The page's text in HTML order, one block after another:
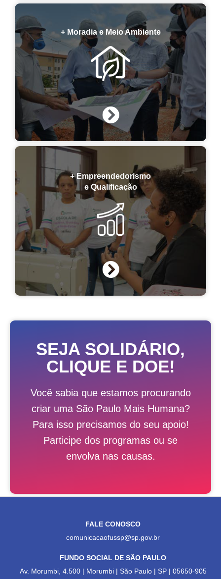
+ Moradia e Meio Ambiente
+ Empreendedorismo
e Qualificação
SEJA SOLIDÁRIO,
CLIQUE E DOE!
Você sabia que estamos procurando
criar uma São Paulo Mais Humana?
Para isso precisamos do seu apoio!
Participe dos programas ou se
envolva nas causas.
FALE CONOSCO
comunicacaofussp@sp.gov.br
FUNDO SOCIAL DE SÃO PAULO
Av. Morumbi, 4.500 | Morumbi | São Paulo | SP | 05650-905